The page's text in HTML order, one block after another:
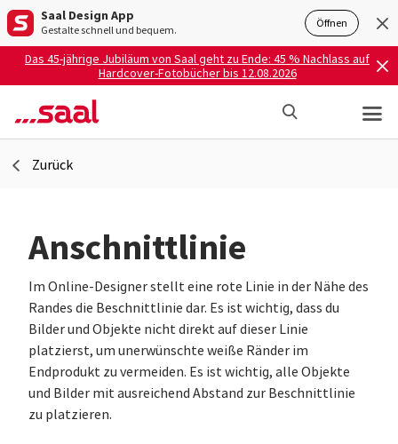
Saal Design App
Gestalte schnell und bequem. Öffnen
Das 45-jährige Jubiläum von Saal geht zu Ende: 45 % Nachlass auf
Hardcover-Fotobücher bis 12.08.2026
Zurück
Anschnittlinie
Im Online-Designer stellt eine rote Linie in der Nähe des
Randes die Beschnittlinie dar. Es ist wichtig, dass du
Bilder und Objekte nicht direkt auf dieser Linie
platzierst, um unerwünschte weiße Ränder im
Endprodukt zu vermeiden. Es ist wichtig, alle Objekte
und Bilder mit ausreichend Abstand zur Beschnittlinie
zu platzieren.